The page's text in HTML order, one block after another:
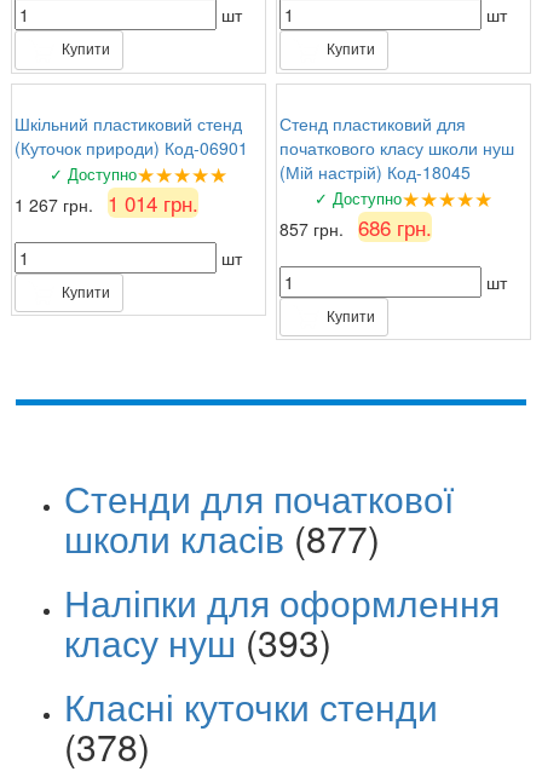
шт
Купити
шт
Купити
Шкільний пластиковий стенд
(Куточок природи) Код-06901
✓ Доступно★★★★★
1 267 грн. 1 014 грн.
шт
Купити
Стенд пластиковий для
початкового класу школи нуш
(Мій настрій) Код-18045
✓ Доступно★★★★★
857 грн. 686 грн.
шт
Купити
Стенди для початкової
школи класів (877)
Наліпки для оформлення
класу нуш (393)
Класні куточки стенди
(378)